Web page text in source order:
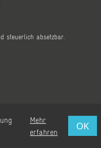
Mehr
erfahren
OK
steuerlich absetzbar.